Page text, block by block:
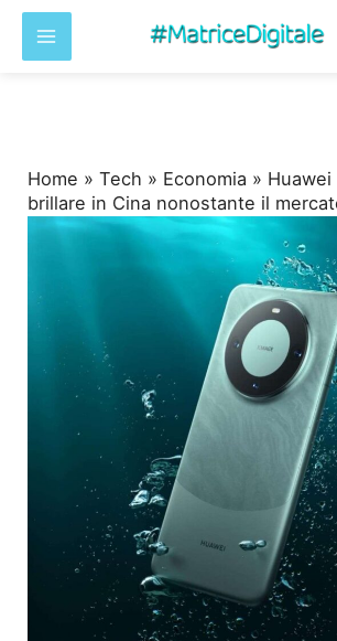
Home »Tech » Economia »
brillare in Cina nonostante il